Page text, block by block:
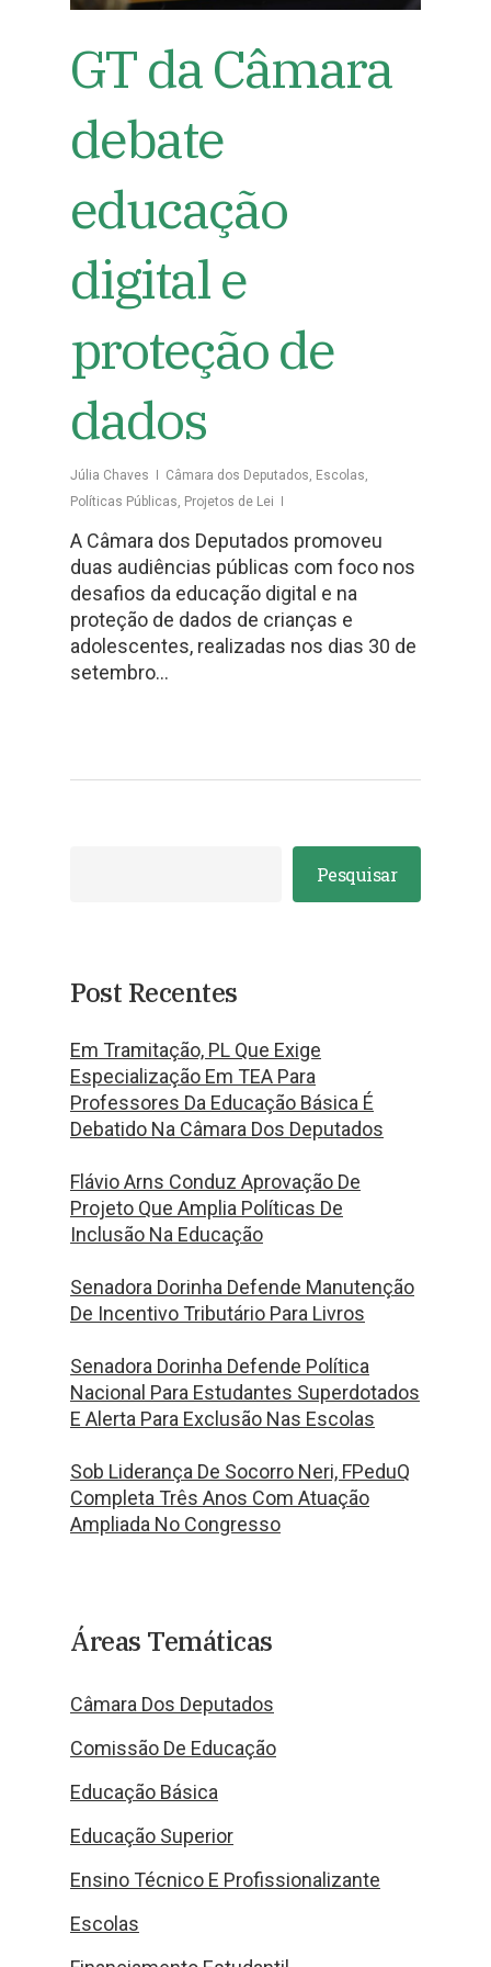
GT da Câmara
debate
educação
digital e
proteção de
dados
Júlia Chaves Câmara dos Deputados Escolas
Políticas Públicas Projetos de Lei
A Câmara dos Deputados promoveu
duas audiências públicas com foco nos
desafios da educação digital e na
proteção de dados de crianças e
adolescentes, realizadas nos dias 30 de
setembro…
Pesquisar
Post Recentes
Em Tramitação, PL Que Exige
Especialização Em TEA Para
Professores Da Educação Básica É
Debatido Na Câmara Dos Deputados
Flávio Arns Conduz Aprovação De
Projeto Que Amplia Políticas De
Inclusão Na Educação
Senadora Dorinha Defende Manutenção
De Incentivo Tributário Para Livros
Senadora Dorinha Defende Política
Nacional Para Estudantes Superdotados
E Alerta Para Exclusão Nas Escolas
Sob Liderança De Socorro Neri, FPeduQ
Completa Três Anos Com Atuação
Ampliada No Congresso
Áreas Temáticas
Câmara Dos Deputados
Comissão De Educação
Educação Básica
Educação Superior
Ensino Técnico E Profissionalizante
Escolas